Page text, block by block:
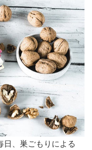
日、巣ごもりによる